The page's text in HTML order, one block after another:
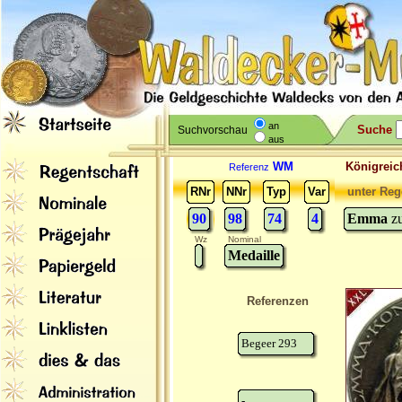
Suchvorschau
an
aus
Suche
Referenz WM
RNr
NNr Typ Var
90 98 74 4
unter
Emma
Wz Nominal
Medaille
Referenzen
Begeer 293